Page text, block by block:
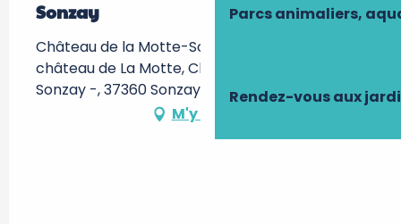
Parcs animaliers,
Rendez-vous aux
Sonzay
Château de la Motte-Sonzay, 107 route du
château de La Motte, Chateau de La Motte-
Sonzay -, 37360 Sonzay
M'y rendre